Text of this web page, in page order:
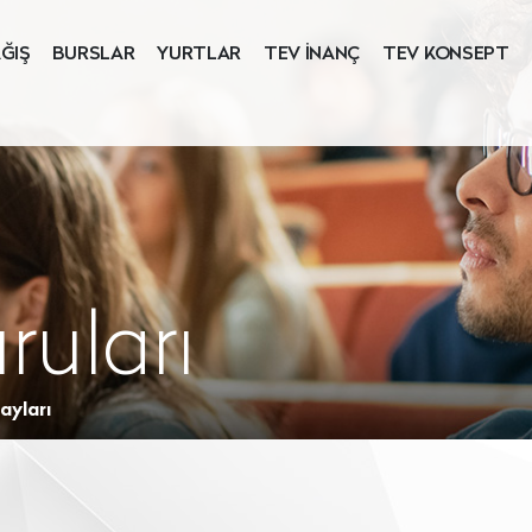
BURSLAR YURTLAR TEV İNANÇ TEV KONSEPT